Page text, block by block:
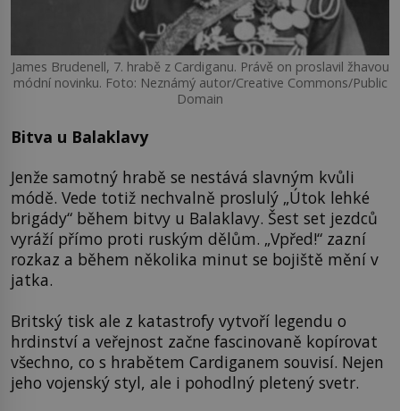
James Brudenell, 7. hrabě z Cardiganu. Právě on proslavil žhavou
módní novinku. Foto: Neznámý autor/Creative Commons/Public
Domain
Bitva u Balaklavy
Jenže samotný hrabě se nestává slavným kvůli
módě. Vede totiž nechvalně proslulý „Útok lehké
brigády“ během bitvy u Balaklavy. Šest set jezdců
vyráží přímo proti ruským dělům. „Vpřed!“ zazní
rozkaz a během několika minut se bojiště mění v
jatka.
Britský tisk ale z katastrofy vytvoří legendu o
hrdinství a veřejnost začne fascinovaně kopírovat
všechno, co s hrabětem Cardiganem souvisí. Nejen
jeho vojenský styl, ale i pohodlný pletený svetr.